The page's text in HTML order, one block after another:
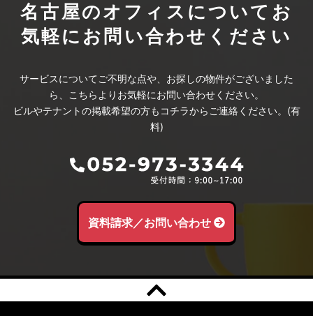
名古屋のオフィスについて お
気軽にお問い合わせください
サービスについてご不明な点や、お探しの物件がございました
ら、こちらよりお気軽にお問い合わせください。
ビルやテナントの掲載希望の方もコチラからご連絡ください。(有
料)
資料請求／お問い合わせ